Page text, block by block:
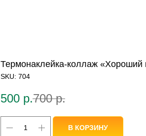
Термонаклейка-коллаж «Хороший
SKU: 704
500 р.700 р.
В КОРЗИНУ